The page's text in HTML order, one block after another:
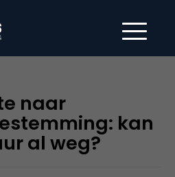
naar
kan
al weg?